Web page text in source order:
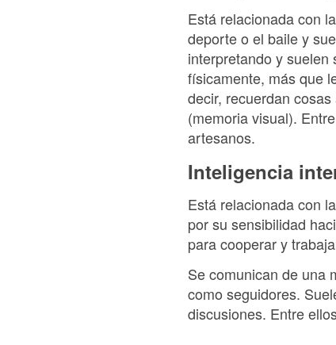
Está relacionada con
deporte o el baile y
interpretando y
físicamente, más que
decir, recuerdan
(memoria visual).
artesanos.
Inteligencia
Está relacionada con
por su sensibilidad
para cooperar y
Se comunican de una
como seguidores.
discusiones. Entre